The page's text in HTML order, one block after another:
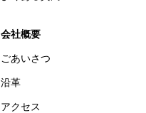
会社概要
ごあいさつ
沿革
アクセス